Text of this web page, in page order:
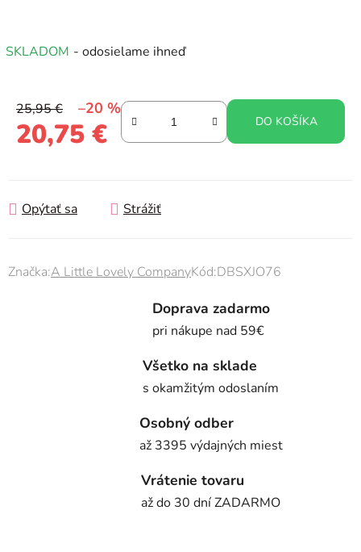
SKLADOM - odosielame ihneď
25,95 € –20 %
20,75 € DO KOŠÍKA
Opýtať sa Strážiť
Značka:A Little Lovely CompanyKód:DBSXJO76
Doprava zadarmo
pri nákupe nad 59€
Všetko na sklade
s okamžitým odoslaním
Osobný odber
až 3395 výdajných miest
Vrátenie tovaru
až do 30 dní ZADARMO